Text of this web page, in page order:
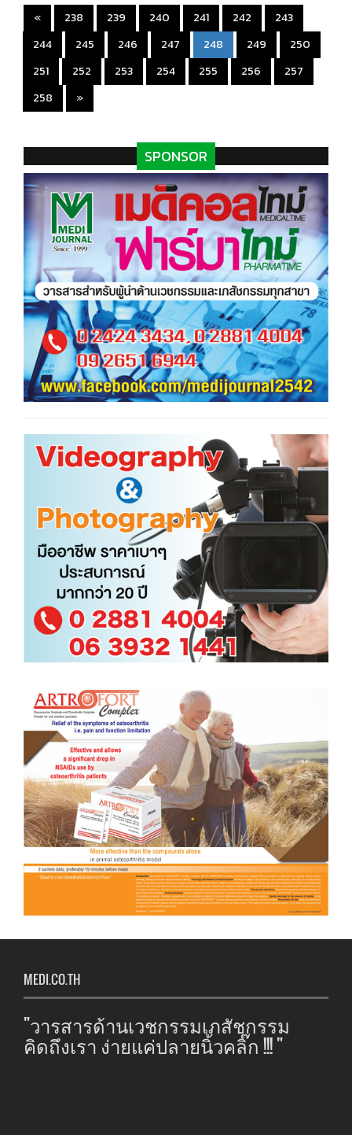
« 238 239 240 241 242
243
244
245 246 247 248 (current)
249
250
251
252 253 254 255 256
257
258
»
SPONSOR
MEDI.CO.TH
"วารสารด้านเวชกรรมเภสัชกรรม
คิดถึงเรา ง่ายแค่ปลายนิ้วคลิ๊ก !!! "